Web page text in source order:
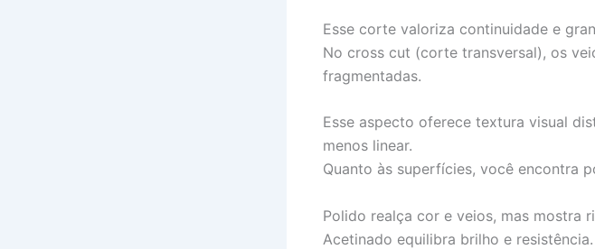
Esse corte valoriza continuidade e
No cross cut (corte transversal), os
fragmentadas.
Esse aspecto oferece textura visual
menos linear.
Quanto às superfícies, você encontra
Polido realça cor e veios, mas mostra
Acetinado equilibra brilho e resistência.